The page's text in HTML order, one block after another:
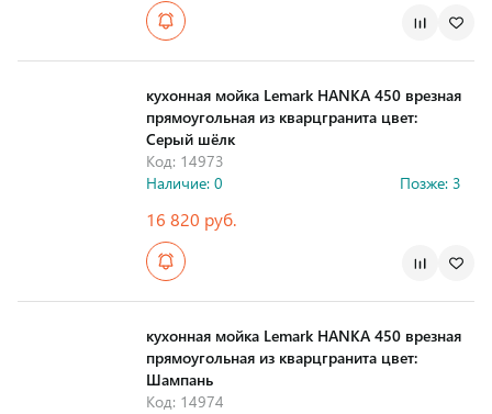
кухонная мойка Lemark HANKA 450 врезная
прямоугольная из кварцгранита цвет:
Серый шёлк
Код: 14973
Наличие: 0
Позже: 3
16 820 руб.
кухонная мойка Lemark HANKA 450 врезная
прямоугольная из кварцгранита цвет:
Шампань
Код: 14974